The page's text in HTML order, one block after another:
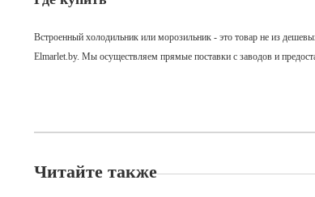
Встроенный холодильник или морозильник - это товар не из
Elmarlet.by. Мы осуществляем прямые поставки с заводов и
Читайте также